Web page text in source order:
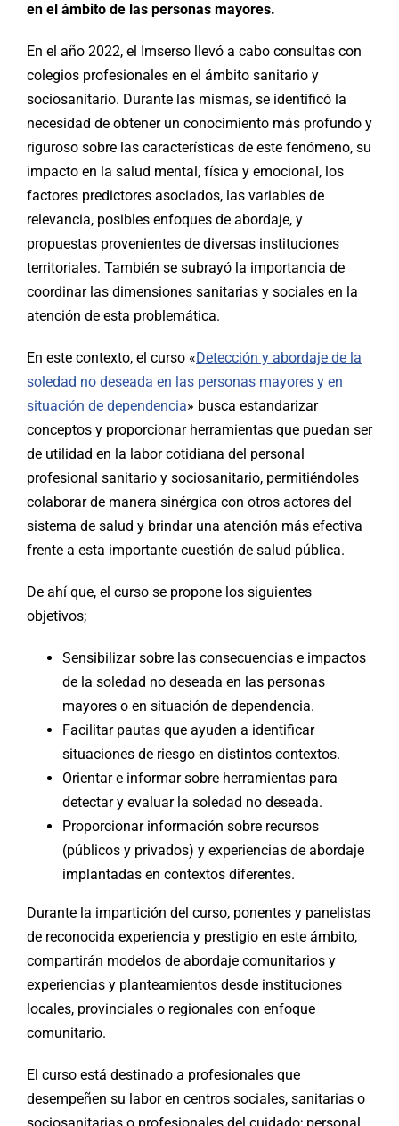
en el ámbito de las personas mayores.
En el año 2022, el Imserso llevó a cabo consultas con
colegios profesionales en el ámbito sanitario y
sociosanitario. Durante las mismas, se identificó la
necesidad de obtener un conocimiento más profundo y
riguroso sobre las características de este fenómeno, su
impacto en la salud mental, física y emocional, los
factores predictores asociados, las variables de
relevancia, posibles enfoques de abordaje, y
propuestas provenientes de diversas instituciones
territoriales. También se subrayó la importancia de
coordinar las dimensiones sanitarias y sociales en la
atención de esta problemática.
En este contexto, el curso «Detección y abordaje de la
soledad no deseada en las personas mayores y en
situación de dependencia» busca estandarizar
conceptos y proporcionar herramientas que puedan ser
de utilidad en la labor cotidiana del personal
profesional sanitario y sociosanitario, permitiéndoles
colaborar de manera sinérgica con otros actores del
sistema de salud y brindar una atención más efectiva
frente a esta importante cuestión de salud pública.
De ahí que, el curso se propone los siguientes
objetivos;
Sensibilizar sobre las consecuencias e impactos
de la soledad no deseada en las personas
mayores o en situación de dependencia.
Facilitar pautas que ayuden a identificar
situaciones de riesgo en distintos contextos.
Orientar e informar sobre herramientas para
detectar y evaluar la soledad no deseada.
Proporcionar información sobre recursos
(públicos y privados) y experiencias de abordaje
implantadas en contextos diferentes.
Durante la impartición del curso, ponentes y panelistas
de reconocida experiencia y prestigio en este ámbito,
compartirán modelos de abordaje comunitarios y
experiencias y planteamientos desde instituciones
locales, provinciales o regionales con enfoque
comunitario.
El curso está destinado a profesionales que
desempeñen su labor en centros sociales, sanitarias o